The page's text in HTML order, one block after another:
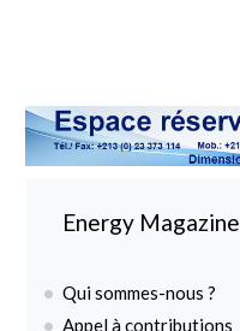
Energy Magazine
Qui sommes-nous ?
Appel à contributions